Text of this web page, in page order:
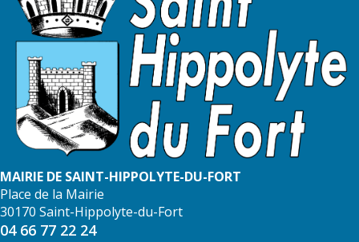
MAIRIE DE SAINT-HIPPOLYTE-DU-FORT
Place de la Mairie
30170 Saint-Hippolyte-du-Fort
04 66 77 22 24